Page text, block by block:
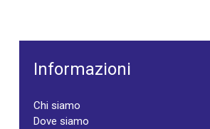
Informazioni
Chi siamo
Dove siamo